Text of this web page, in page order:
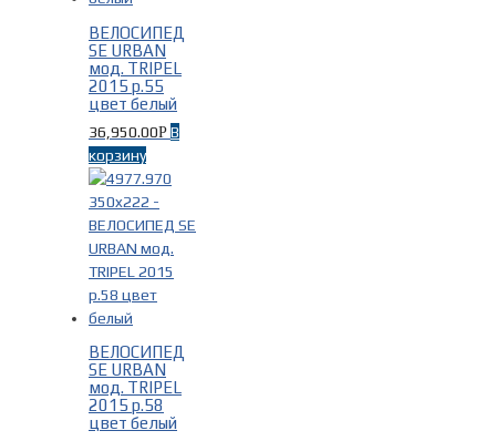
ВЕЛОСИПЕД
SE URBAN
мод. TRIPEL
2015 р.55
цвет белый
36,950.00Р В
корзину
ВЕЛОСИПЕД
SE URBAN
мод. TRIPEL
2015 р.58
цвет белый